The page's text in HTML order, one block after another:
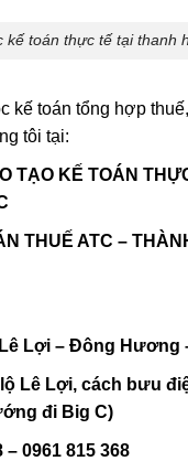
kế toán thực tế tại thanh
kế toán tổng hợp
tôi tại:
TẠO KẾ TOÁN
THUẾ ATC –
Lợi – Đông Hương
Lê Lợi, cách bưu
đi Big C)
– 0961 815 368